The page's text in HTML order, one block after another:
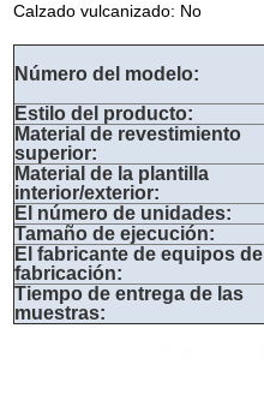
Calzado vulcanizado: No
Número del modelo:
Estilo del producto:
Material de revestimiento
superior:
Material de la plantilla
interior/exterior:
El número de unidades:
Tamaño de ejecución:
El fabricante de equipos de
fabricación:
Tiempo de entrega de las
muestras: